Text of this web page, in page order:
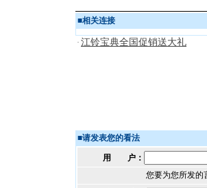
■相关连接
· 江铃宝典全国促销送大礼
■请发表您的看法
用 户：
您要为您所发的